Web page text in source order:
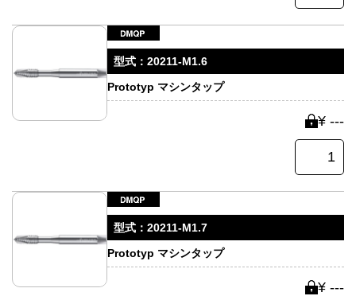
型式： 20211-M1.6
Prototyp マシンタップ
¥ ---
型式： 20211-M1.7
Prototyp マシンタップ
¥ ---